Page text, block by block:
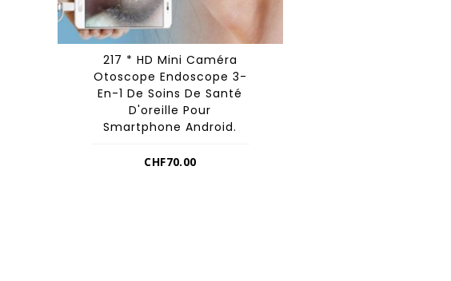
217 * HD Mini Caméra
Otoscope Endoscope 3-
En-1 De Soins De Santé
D'oreille Pour
Smartphone Android.
CHF70.00